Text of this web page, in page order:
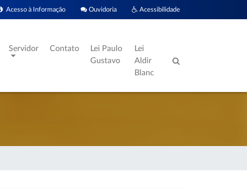
Acessibilidade
Ouvidoria
Acesso à Informação
Servidor Contato
Lei Paulo
Gustavo
Lei
Aldir
Blanc